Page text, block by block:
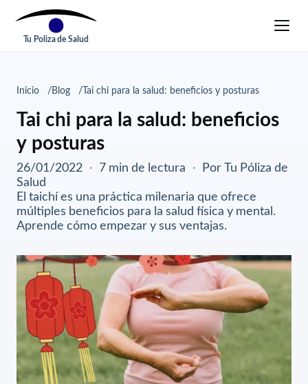
Tu Poliza de Salud
Inicio Blog Tai chi para la salud: beneficios y posturas
Tai chi para la salud: beneficios
y posturas
26/01/2022 · 7 min de lectura ·
Por Tu Póliza de
Salud
El taichí es una práctica milenaria que ofrece
múltiples beneficios para la salud física y mental.
Aprende cómo empezar y sus ventajas.